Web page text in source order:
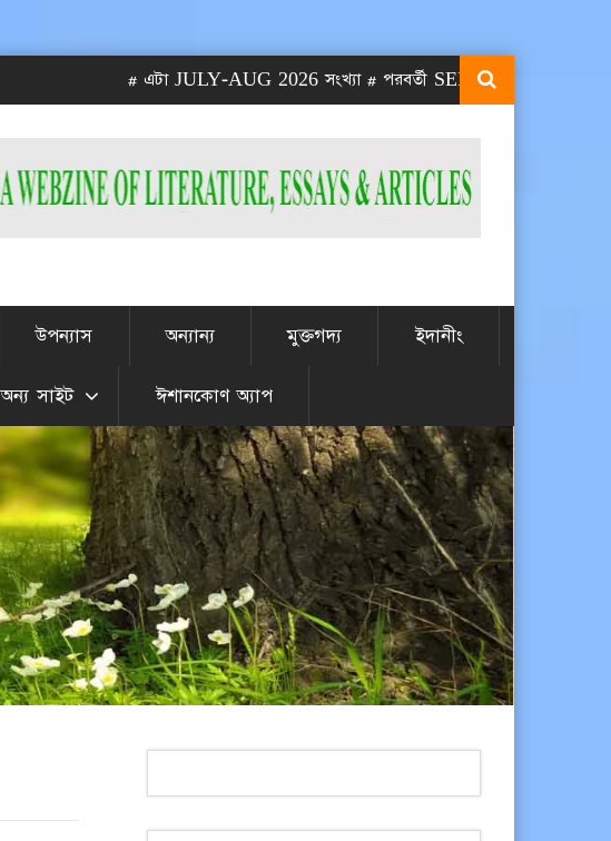
# এটা JULY-AUG 2026 সংখ্যা # পরবর্তী SEPT-OCT 2026 সংখ্যা
উপন্যাস অন্যান্য মুক্তগদ্য ইদানীং
অন্য সাইট ঈশানকোণ অ্যাপ